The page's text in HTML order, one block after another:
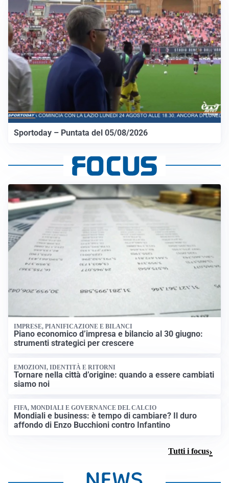
Sportoday – Puntata del 05/08/2026
IMPRESE, PIANIFICAZIONE E BILANCI
Piano economico d’impresa e bilancio al 30 giugno:
strumenti strategici per crescere
EMOZIONI, IDENTITÀ E RITORNI
Tornare nella città d’origine: quando a essere cambiati
siamo noi
FIFA, MONDIALI E GOVERNANCE DEL CALCIO
Mondiali e business: è tempo di cambiare? Il duro
affondo di Enzo Bucchioni contro Infantino
Tutti i focus